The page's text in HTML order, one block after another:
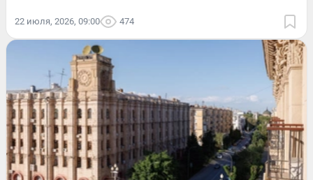
22 июля, 2026, 09:00 474